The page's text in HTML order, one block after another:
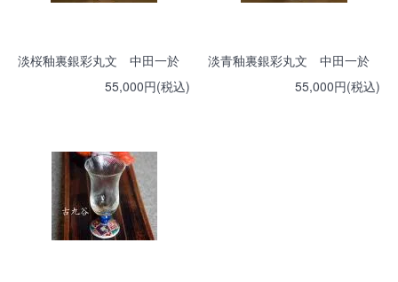
淡桜釉裏銀彩丸文 中田一於
55,000円(税込)
淡青釉裏銀彩丸文 中田一於
55,000円(税込)